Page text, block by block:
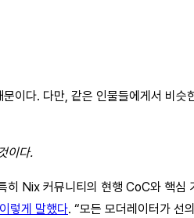
다. 다만, 같은 인물들에게서 비
이다.
Nix 커뮤니티의 현행 CoC와 핵심
렇게 말했다. “모든 모더레이터가 선